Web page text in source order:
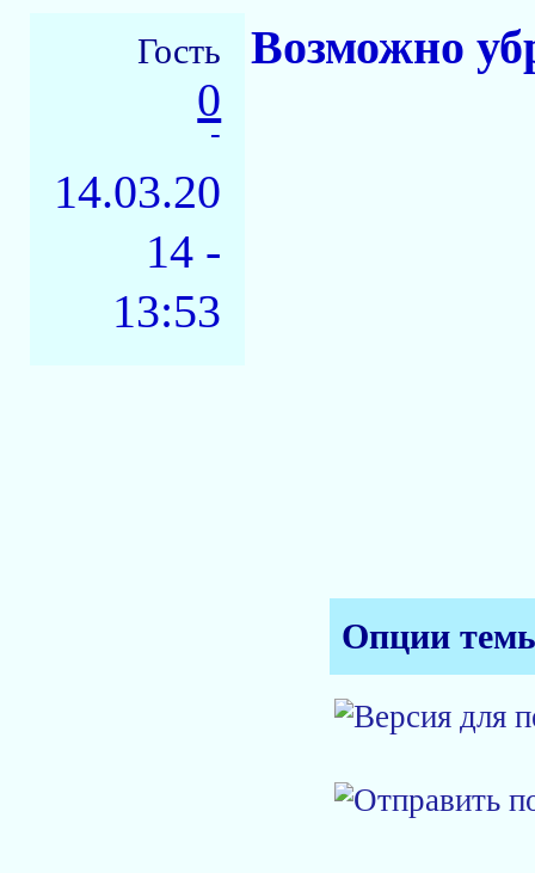
Гость
0
-
14.03.20
14 -
13:53
Возможно
Опции